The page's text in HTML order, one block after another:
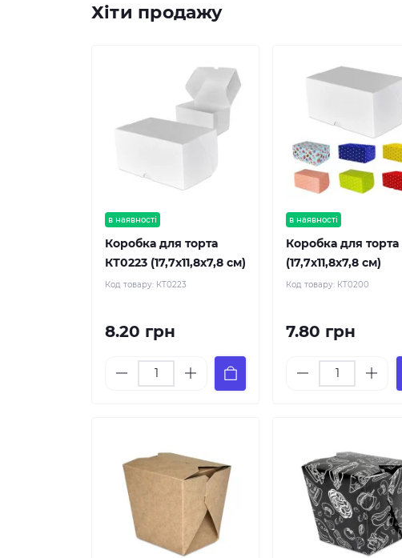
Хіти продажу
в наявності
Коробка для торта
КТ0223 (17,7х11,8х7,8 см)
Код товару: КТ0223
8.20 грн
в наявності
Коробка для торта
(17,7х11,8х7,8 см)
Код товару: КТ0200
7.80 грн